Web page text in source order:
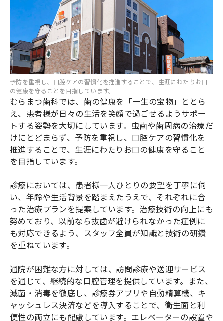
予防を重視し、口腔ケアの習慣化を推進することで、生涯にわたりお口
の健康を守ることを目指しています。
むらまつ歯科では、歯の健康を「一生の宝物」ととら
え、患者様が日々の生活を笑顔で過ごせるようサポー
トする姿勢を大切にしています。虫歯や歯周病の治療だ
けにとどまらず、予防を重視し、口腔ケアの習慣化を
推進することで、生涯にわたりお口の健康を守ること
を目指しています。
診療においては、患者様一人ひとりの要望を丁寧に伺
い、年齢や生活背景を踏まえたうえで、それぞれに合
った治療プランを提案しています。治療技術の向上にも
努めており、以前なら抜歯が避けられなかった症例に
も対応できるよう、スタッフ全員が知識と技術の研鑽
を重ねています。
通院が困難な方に対しては、訪問診療や送迎サービス
を通じて、継続的な口腔管理を提供しています。また、
滅菌・消毒を徹底し、診療券アプリや自動精算機、キ
ャッシュレス決済などを導入することで、衛生面と利
便性の両立にも配慮しています。エレベーターの設置や